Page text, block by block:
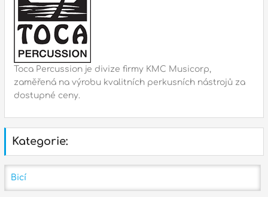
Dechy
Příslušenství
Zvuk
Noty a knihy
Pro děti
Služby
Toca Percussion je divize firmy KMC Musicorp,
zaměřená na výrobu kvalitních perkusních nástrojů za
dostupné ceny.
Kategorie:
Bicí